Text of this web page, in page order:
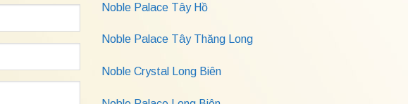
Noble Palace Tây Hồ
Noble Palace Tây Thăng Long
Noble Crystal Long Biên